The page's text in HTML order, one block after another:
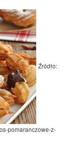
Źródło:
pomaranczowe-z-